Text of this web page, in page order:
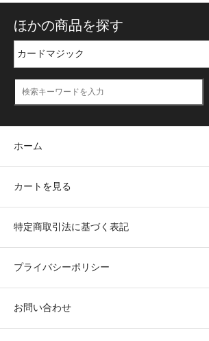
ほかの商品を探す
ホーム
カートを見る
特定商取引法に基づく表記
プライバシーポリシー
お問い合わせ